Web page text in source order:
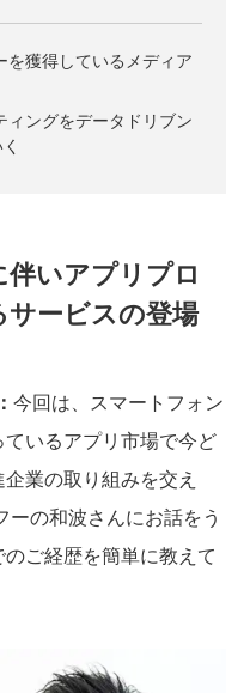
を獲得しているメディア
ィングをデータドリブン
いアプリプロ
ービスの登場
今回は、スマートフォン
いるアプリ市場で今ど
業の取り組みを交え
の和波さんにお話をう
ご経歴を簡単に教えて